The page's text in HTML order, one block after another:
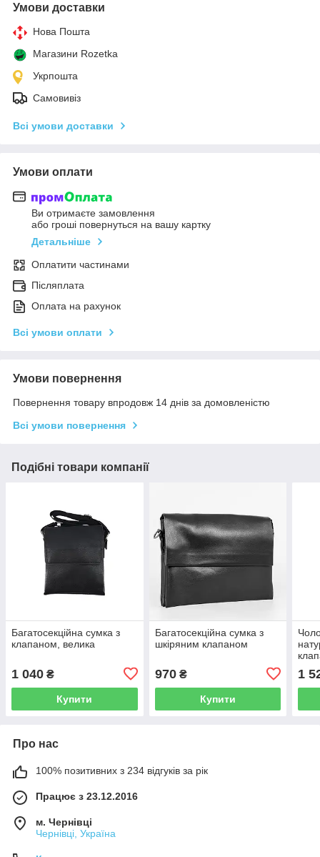
Умови доставки
Нова Пошта
Магазини Rozetka
Укрпошта
Самовивіз
Всі умови доставки
Умови оплати
Ви отримаєте замовлення
або гроші повернуться на вашу картку
Детальніше
Оплатити частинами
Післяплата
Оплата на рахунок
Всі умови оплати
Умови повернення
Повернення товару впродовж 14 днів за домовленістю
Всі умови повернення
Подібні товари компанії
Багатосекційна сумка з
клапаном, велика
1 040 ₴
Купити
Багатосекційна сумка з
шкіряним клапаном
970₴
Купити
1
Про нас
100% позитивних з 234 відгуків за рік
Працює з 23.12.2016
м. Чернівці
Чернівці, Україна